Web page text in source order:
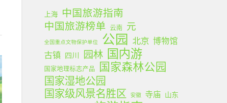
上海
中国旅游指南
中国旅游榜单 云南 元
全国重点文物保护单位 公园 北京 博物馆
古镇 四川 园林 国内游
国家地理标志产品 国家森林公园
国家湿地公园
国家级风景名胜区
安徽 寺庙 山东